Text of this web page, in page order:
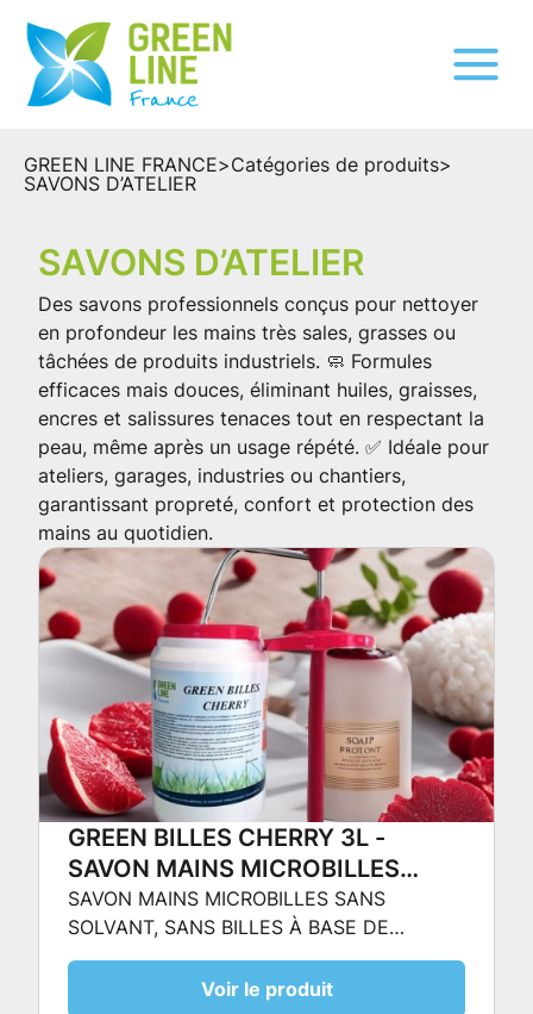
GREEN LINE FRANCE>Catégories de produits>
SAVONS D’ATELIER
SAVONS D’ATELIER
Des savons professionnels conçus pour nettoyer
en profondeur les mains très sales, grasses ou
tâchées de produits industriels. 🧼 Formules
efficaces mais douces, éliminant huiles, graisses,
encres et salissures tenaces tout en respectant la
peau, même après un usage répété. ✅ Idéale pour
ateliers, garages, industries ou chantiers,
garantissant propreté, confort et protection des
mains au quotidien.
GREEN BILLES CHERRY 3L -
SAVON MAINS MICROBILLES
SANS SOLVANT, SANS BILLES À
BASE DE POLYMÈRES
SAVON MAINS MICROBILLES SANS
SOLVANT, SANS BILLES À BASE DE
POLYMÈRES
Voir le produit